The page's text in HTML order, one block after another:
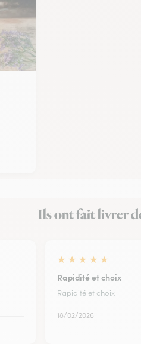
Ils ont fait livrer
★ ★ ★ ★ ★
Rapidité et choix
Rapidité et choix
18/02/2026